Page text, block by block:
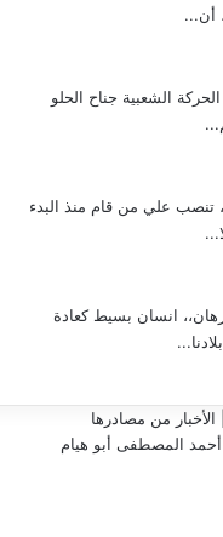
أن...
الشعبية جناح الحلو
تنصب علي من قام منذ البدء
انسان بسيط كعادة
المصطفى أبو هيام